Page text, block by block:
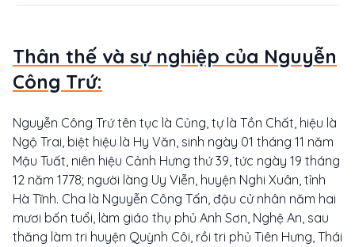
Thân thế và sự nghiệp của Nguyễn
Công Trứ:
Nguyễn Công Trứ tên tục là Củng, tự là Tồn Chất, hiệu là
Ngộ Trai, biệt hiệu là Hy Văn, sinh ngày 01 tháng 11 năm
Mậu Tuất, niên hiệu Cảnh Hưng thứ 39, tức ngày 19 tháng
12 năm 1778; người làng Uy Viễn, huyện Nghi Xuân, tỉnh
Hà Tĩnh. Cha là Nguyễn Công Tấn, đậu cử nhân năm hai
mươi bốn tuổi, làm giáo thụ phủ Anh Sơn, Nghệ An, sau
thăng làm tri huyện Quỳnh Côi, rồi tri phủ Tiên Hưng, Thái